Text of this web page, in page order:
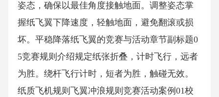
姿态，确保以最佳角度接触地面。调整姿态掌
握纸飞翼下降速度，轻触地面，避免翻滚或损
坏。平稳降落纸飞翼的竞赛与活动章节副标题0
5竞赛规则介绍规定纸张折叠，计时飞行，远者
为胜。绕杆飞行计时，短者为胜，触碰无效。
纸质飞机规则飞翼冲浪规则竞赛活动案例01校